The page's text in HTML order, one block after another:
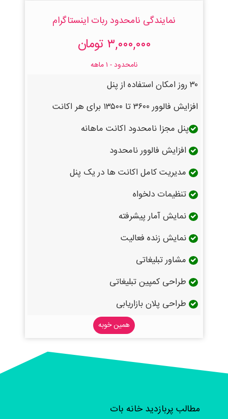
نمایندگی نامحدود ربات اینستاگرام
۳,۰۰۰,۰۰۰ تومان
نامحدود - ۱ ماهه
۳۰ روز امکان استفاده از پنل
افزایش فالوور ۳۶۰۰ تا ۱۳۵۰۰ برای هر اکانت
پنل مجزا نامحدود اکانت ماهانه
افزایش فالوور نامحدود
مدیریت کامل اکانت ها در یک پنل
تنظیمات دلخواه
نمایش آمار پیشرفته
نمایش زنده فعالیت
مشاور تبلیغاتی
طراحی کمپین تبلیغاتی
طراحی پلان بازاریابی
همین خوبه
مطالب پربازدید خانه بات